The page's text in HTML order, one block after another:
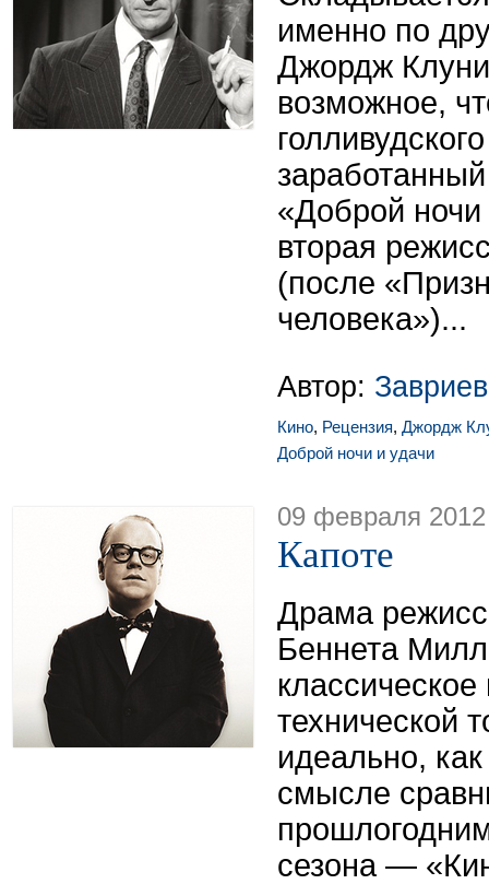
именно по
Джордж
возможное,
«Доброй
вторая
(после
человека»)...
Автор:
Кино, Рецензия, Джордж
Доброй ночи и удачи
09 февраля 2012
Капоте
Драма
Беннета
технической
идеально,
смысле
сезона —